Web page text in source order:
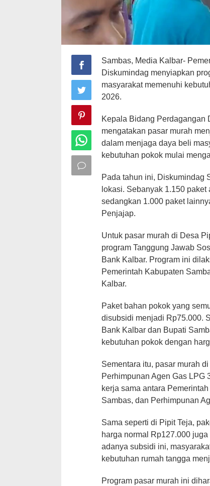
Sambas, Media Kalbar-
Diskumindag menyiapkan
masyarakat memenuhi
2026.
Kepala Bidang Perdagangan
mengatakan pasar murah
dalam menjaga daya beli
kebutuhan pokok mulai
Pada tahun ini, Diskumindag
lokasi. Sebanyak 1.150
sedangkan 1.000 paket
Penjajap.
Untuk pasar murah di Desa
program Tanggung Jawab
Bank Kalbar. Program ini
Pemerintah Kabupaten
Kalbar.
Paket bahan pokok yang
disubsidi menjadi Rp75.000.
Bank Kalbar dan Bupati
kebutuhan pokok dengan
Sementara itu, pasar murah
Perhimpunan Agen Gas
kerja sama antara
Sambas, dan Perhimpunan
Sama seperti di Pipit Teja,
harga normal Rp127.000
adanya subsidi ini,
kebutuhan rumah tangga
Program pasar murah ini